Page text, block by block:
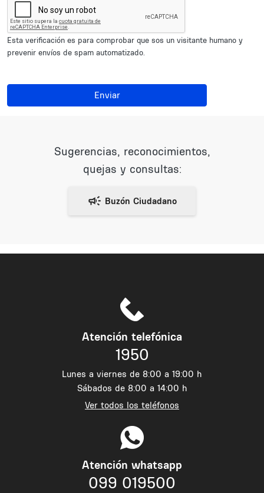
Esta verificación es para comprobar que sos un visitante humano y
prevenir envíos de spam automatizado.
Enviar
Sugerencias, reconocimientos,
quejas y consultas:
Atención telefónica
1950
Lunes a viernes de 8:00 a 19:00 h
Sábados de 8:00 a 14:00 h
Ver todos los teléfonos
Atención whatsapp
099 019500